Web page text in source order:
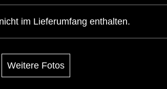
im Lieferumfang enthalten.
Weitere Fotos